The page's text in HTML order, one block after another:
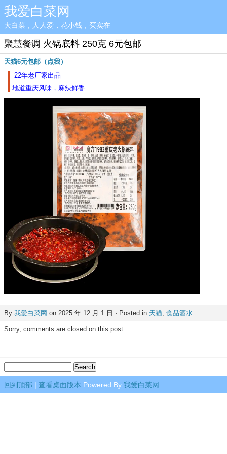
我爱白菜网
大白菜，人人爱，花小钱，买实在
聚慧餐调 火锅底料 250克 6元包邮
天猫6元包邮（点我）
22年老厂家出品
地道重庆风味 ，麻辣鲜香
By 我爱白菜网 on 2025 年 12 月 1 日 · Posted in 天猫, 食品酒水
Sorry, comments are closed on this post.
回到顶部 | 查看桌面版本 Powered By 我爱白菜网